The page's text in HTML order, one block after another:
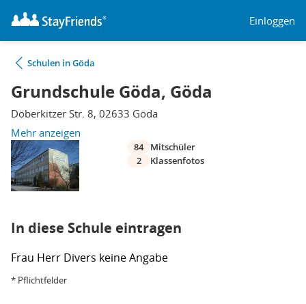
Einloggen
Schulen in Göda
Grundschule Göda, Göda
Döberkitzer Str. 8, 02633 Göda
Mehr anzeigen
84
Mitschüler
2
Klassenfotos
In diese Schule eintragen
Frau Herr Divers keine Angabe
* Pflichtfelder